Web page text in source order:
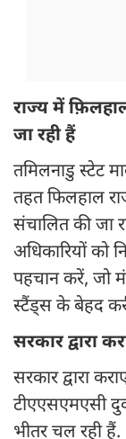
राज्य में
जा रही हैं
तमिलनाडु स्टेट
तहत फिलहाल
संचालित की जा
अधिकारियों को
पहचान करें, जो
स्टैंड्स के बेहद
सरकार द्वारा
सरकार द्वारा
टीएएसएमएसी
भीतर चल रही